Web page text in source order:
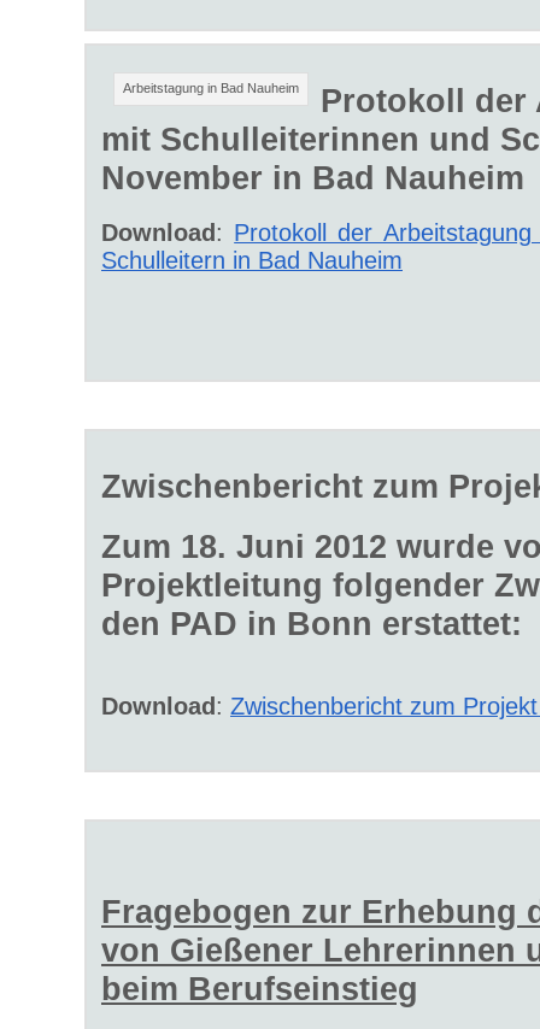
Arbeitstagung in Bad Nauheim
Protokoll der
mit Schulleiterinnen und
November in Bad Nauheim
Download : Protokoll der
Schulleitern in Bad Nauheim
Zwischenbericht zum
Zum 18. Juni 2012 wurde
Projektleitung folgender
den PAD in Bonn erstattet:
Download : Zwischenbericht zum
Fragebogen zur Erhebung
von Gießener Lehrerinnen
beim Berufseinstieg